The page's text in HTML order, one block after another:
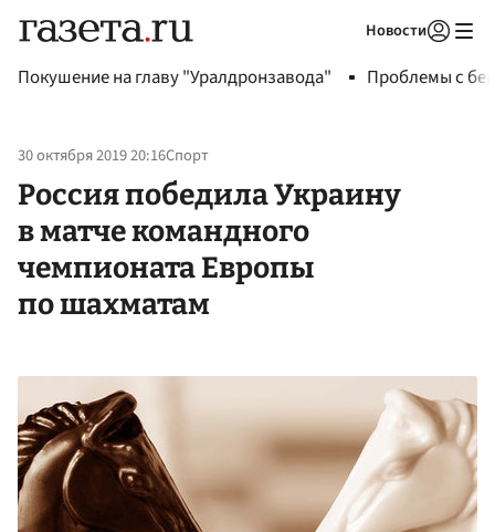
Новости
Покушение на главу "Уралдронзавода" Проблемы с
30 октября 2019 20:16Спорт
Россия победила Украину
в матче командного
чемпионата Европы
по шахматам